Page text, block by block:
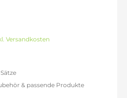
Versandkosten
& passende Produkte